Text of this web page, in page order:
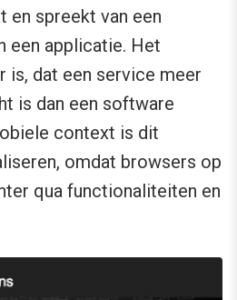
en spreekt van een
een applicatie. Het
is, dat een service meer
is dan een software
context is dit
omdat browsers op
qua functionaliteiten en